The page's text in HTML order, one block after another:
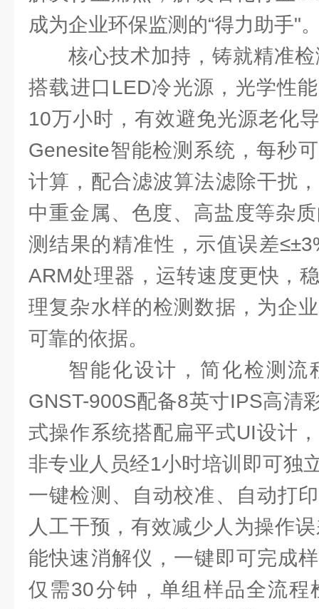
成为企业环保监测的“得力助手"
核心技术加持，铸就精准
搭载进口LED冷光源，光学性
10万小时，有效避免光源老化
Genesite智能检测系统，每秒
计算，配合滤波算法滤除干扰
中重金属、色度、高盐度等杂
测结果的精准性，示值误差
ARM处理器，运转速度更快，
理复杂水样的检测数据，为企
可靠的依据。
智能化设计，简化检测流
GNST-900S配备8英寸IPS高清
式操作系统搭配扁平式UI设计
非专业人员经1小时培训即可独
一键检测、自动校准、自动打
人工干预，有效减少人为操作
能快速消解仪，一键即可完成
仅需30分钟，单组样品全流程